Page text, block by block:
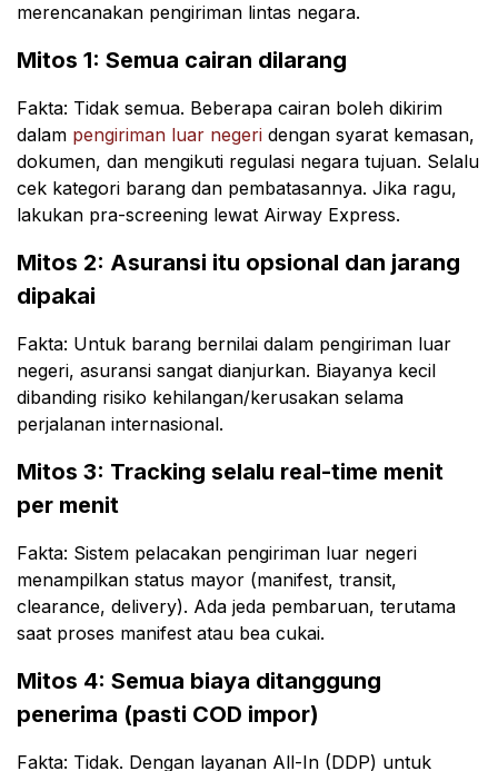
merencanakan pengiriman lintas negara.
Mitos 1: Semua cairan dilarang
Fakta: Tidak semua. Beberapa cairan boleh dikirim
dalam pengiriman luar negeri dengan syarat kemasan,
dokumen, dan mengikuti regulasi negara tujuan. Selalu
cek kategori barang dan pembatasannya. Jika ragu,
lakukan pra-screening lewat Airway Express.
Mitos 2: Asuransi itu opsional dan jarang
dipakai
Fakta: Untuk barang bernilai dalam pengiriman luar
negeri, asuransi sangat dianjurkan. Biayanya kecil
dibanding risiko kehilangan/kerusakan selama
perjalanan internasional.
Mitos 3: Tracking selalu real-time menit
per menit
Fakta: Sistem pelacakan pengiriman luar negeri
menampilkan status mayor (manifest, transit,
clearance, delivery). Ada jeda pembaruan, terutama
saat proses manifest atau bea cukai.
Mitos 4: Semua biaya ditanggung
penerima (pasti COD impor)
Fakta: Tidak. Dengan layanan All-In (DDP) untuk